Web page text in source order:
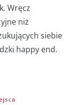
Wręcz
niż
siebie
happy end.